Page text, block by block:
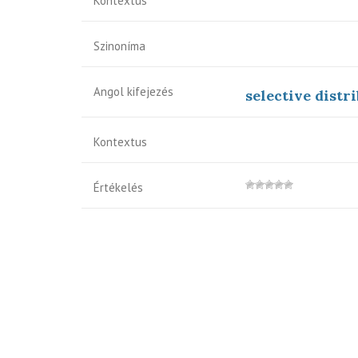
Szinoníma
Angol kifejezés selective
Kontextus
Értékelés